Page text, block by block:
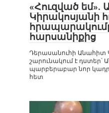
«Հուզված եմ».
Կիրակոսյանի
հարսանիքից
Դերասանուհի Անահիտ
շարունակում է դստեր՝
պարբերաբար նոր
հետ